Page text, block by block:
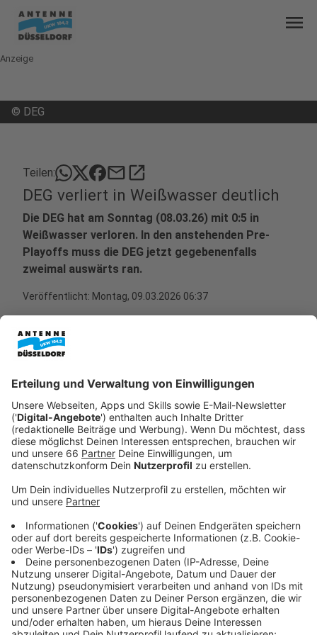
menu
Anzeige
© DEG
Teilen: mailopen_in_new
DEG verliert in Weißwasser deutlich
Die DEG hat am Sonntag (08.03.26) mit 0:5 in
Weißwasser verloren. In den anstehenden Pre-
Playoffs muss die DEG jetzt gegebenenfalls
zweimal auswärts ran.
Veröffentlicht: Montag, 09.03.2026 06:37
Anzeige
Die DEG hat es verpasst, sich in der anstehenden Pre
Play Off-Runde in derDEL 2das Heimrecht zu sichern.
Denn am letzten Spieltag der Hauptrunde unterlag das
Team am Sonntag (09.03.26) bei den Lausitzer
Füchsen in Weißwasser mit 0:5.
DEG trifft in Pre-Playoffs
Anzeige
Damit muss dieDEGam Mittwoch auswärts in
Landshut starten. Verteidiger Kevin Maginot zum